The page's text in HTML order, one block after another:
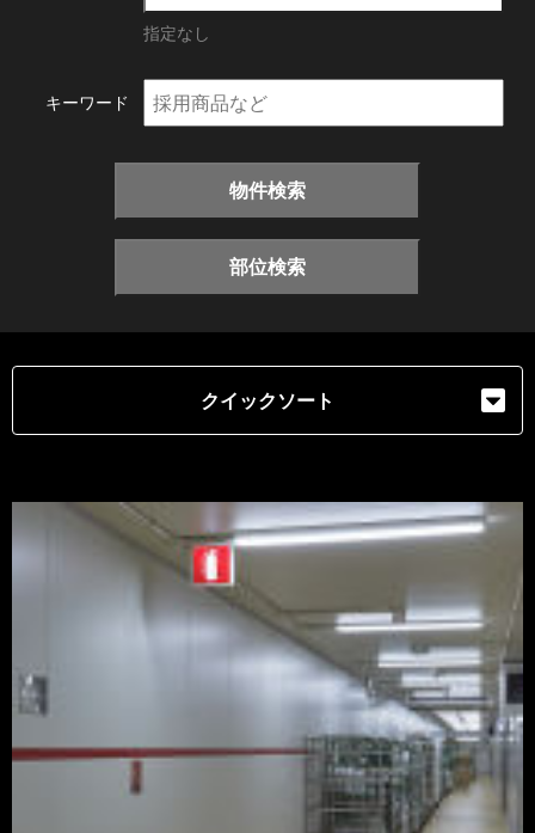
指定なし
キーワード
物件検索
部位検索
クイックソート